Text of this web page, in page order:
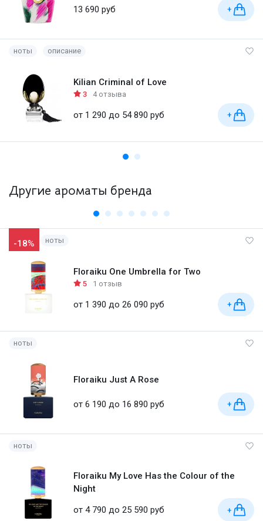
13 690 руб +
ноты описание
Kilian Criminal of Love
3 4 отзыва
от 1 290 до 54 890 руб +
Другие ароматы бренда
-18% ноты
Floraiku One Umbrella for Two
5 1 отзыв
от 1 390 до 26 090 руб +
ноты
Floraiku Just A Rose
от 6 190 до 16 890 руб +
ноты
Floraiku My Love Has the Colour of the
Night
от 4 790 до 25 590 руб
+